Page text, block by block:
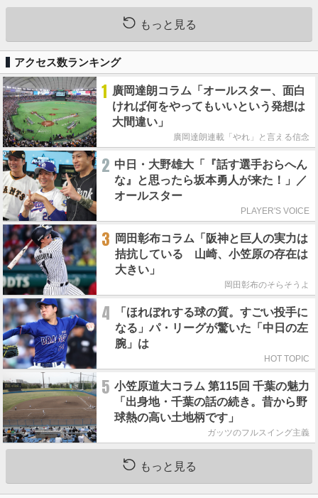
もっと見る
アクセス数ランキング
1 廣岡達朗コラム「オールスター、面白
ければ何をやってもいいという発想は
大間違い」
廣岡達朗連載「やれ」と言える信念
2 中日・大野雄大「『話す選手おらへん
な』と思ったら坂本勇人が来た！」／
オールスター
PLAYER'S VOICE
3
岡田彰布コラム「阪神と巨人の実力は
拮抗している 山崎、小笠原の存在は
大きい」
岡田彰布のそらそうよ
4
「ほれぼれする球の質。すごい投手に
なる」パ・リーグが驚いた「中日の左
腕」は
HOT TOPIC
5 小笠原道大コラム 第115回 千葉の魅力
「出身地・千葉の話の続き。昔から野
球熱の高い土地柄です」
ガッツのフルスイング主義
もっと見る